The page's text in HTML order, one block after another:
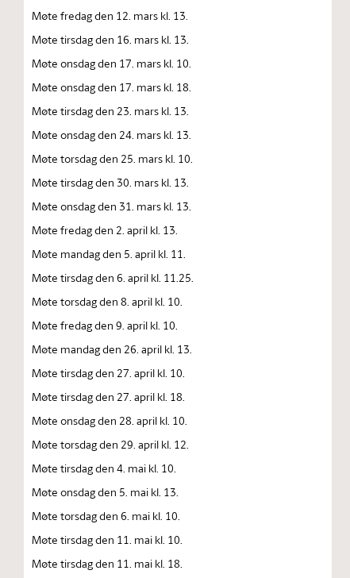
Møte fredag den 12. mars kl. 13.
Møte tirsdag den 16. mars kl. 13.
Møte onsdag den 17. mars kl. 10.
Møte onsdag den 17. mars kl. 18.
Møte tirsdag den 23. mars kl. 13.
Møte onsdag den 24. mars kl. 13.
Møte torsdag den 25. mars kl. 10.
Møte tirsdag den 30. mars kl. 13.
Møte onsdag den 31. mars kl. 13.
Møte fredag den 2. april kl. 13.
Møte mandag den 5. april kl. 11.
Møte tirsdag den 6. april kl. 11.25.
Møte torsdag den 8. april kl. 10.
Møte fredag den 9. april kl. 10.
Møte mandag den 26. april kl. 13.
Møte tirsdag den 27. april kl. 10.
Møte tirsdag den 27. april kl. 18.
Møte onsdag den 28. april kl. 10.
Møte torsdag den 29. april kl. 12.
Møte tirsdag den 4. mai kl. 10.
Møte onsdag den 5. mai kl. 13.
Møte torsdag den 6. mai kl. 10.
Møte tirsdag den 11. mai kl. 10.
Møte tirsdag den 11. mai kl. 18.